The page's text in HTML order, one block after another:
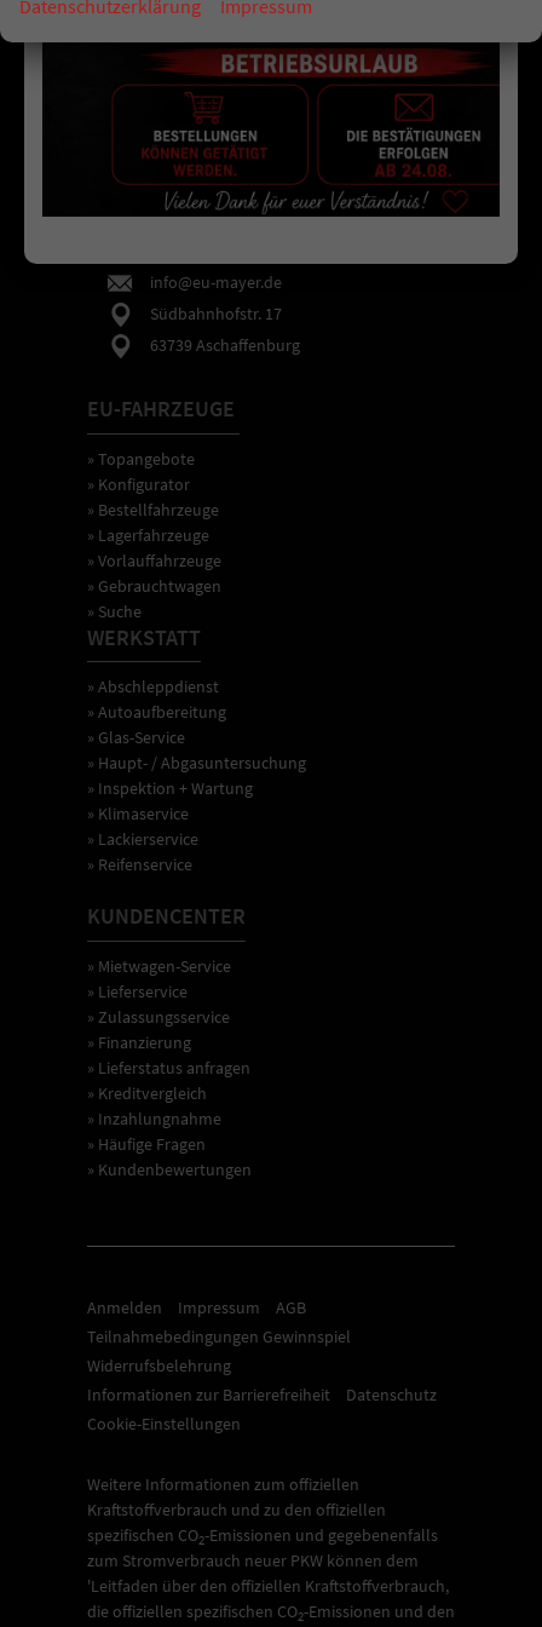
EU-MAYER
Mo-Fr 8-12 & 13-18 Uhr
info@eu-mayer.de
Südbahnhofstr. 17
63739 Aschaffenburg
EU-FAHRZEUGE
» Topangebote
» Konfigurator
» Bestellfahrzeuge
» Lagerfahrzeuge
» Vorlauffahrzeuge
» Gebrauchtwagen
» Suche
WERKSTATT
» Abschleppdienst
» Autoaufbereitung
» Glas-Service
» Haupt- / Abgasuntersuchung
» Inspektion + Wartung
» Klimaservice
» Lackierservice
» Reifenservice
KUNDENCENTER
» Mietwagen-Service
» Lieferservice
» Zulassungsservice
» Finanzierung
» Lieferstatus anfragen
» Kreditvergleich
» Inzahlungnahme
» Häufige Fragen
» Kundenbewertungen
Anmelden Impressum
AGB
Teilnahmebedingungen Gewinnspiel
Widerrufsbelehrung
Informationen zur Barrierefreiheit
Datenschutz
Cookie-Einstellungen
Weitere Informationen zum offiziellen
Kraftstoffverbrauch und zu den offiziellen
spezifischen CO2-Emissionen und gegebenenfalls
zum Stromverbrauch neuer PKW können dem
'Leitfaden über den offiziellen Kraftstoffverbrauch,
die offiziellen spezifischen CO2-Emissionen und den
Datenschutzerklärung Impressum